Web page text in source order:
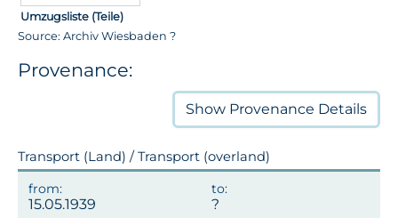
Umzugsliste (Teile)
Source: Archiv Wiesbaden ?
Provenance:
Show Provenance Details
Transport (Land) / Transport (overland)
15.05.1939